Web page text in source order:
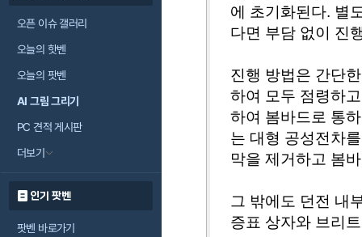
오픈 이슈 갤러리
오늘의 핫벤
오늘의 팟벤
AI 그림 그리기
PC 견적 게시판
더보기
인기 팟벤
팟벤 바로가기
에 초기화된다. 별
다면 부담 없이 진
진행 방법은 간단
하여 모두 점령하
하여 봄바드로 통
는 대형 공성전차
막을 제거하고 봄
그 밖에도 던전 내
증표 상자와 브리